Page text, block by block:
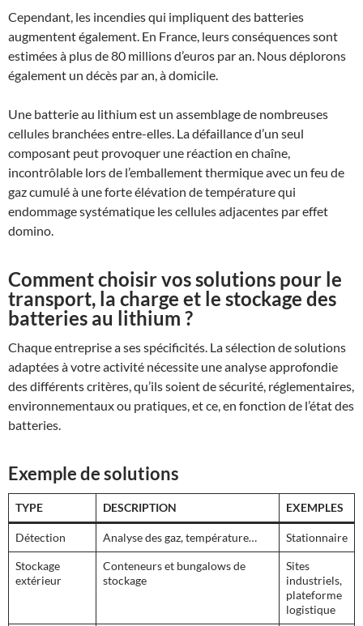
Cependant, les incendies qui impliquent des batteries
augmentent également. En France, leurs conséquences sont
estimées à plus de 80 millions d’euros par an. Nous déplorons
également un décès par an, à domicile.
Une batterie au lithium est un assemblage de nombreuses
cellules branchées entre-elles. La défaillance d’un seul
composant peut provoquer une réaction en chaîne,
incontrôlable lors de l’emballement thermique avec un feu de
gaz cumulé à une forte élévation de température qui
endommage systématique les cellules adjacentes par effet
domino.
Comment choisir vos solutions pour le
transport, la charge et le stockage des
batteries au lithium ?
Chaque entreprise a ses spécificités. La sélection de solutions
adaptées à votre activité nécessite une analyse approfondie
des différents critères, qu’ils soient de sécurité, réglementaires,
environnementaux ou pratiques, et ce, en fonction de l’état des
batteries.
Exemple de solutions
TYPE DESCRIPTION EXEMPLES
Détection Analyse des gaz, température… Stationnaire
Stockage
extérieur
Conteneurs et bungalows de
stockage
Sites
industriels,
plateforme
logistique